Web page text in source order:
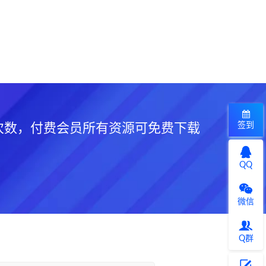
，付费会员所有资源可免费下载 签到
QQ
微信
Q群